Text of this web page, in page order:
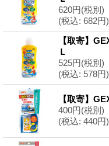
620円(税別)
(税込: 682円)
【取寄】
Ｌ
525円(税別)
(税込: 578円)
【取寄】
400円(税別)
(税込: 440円)